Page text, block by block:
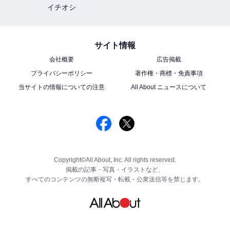
イチオシ
サイト情報
会社概要
広告掲載
プライバシーポリシー
著作権・商標・免責事項
当サイトの情報についての注意
All About ニュースについて
Copyright©All About, Inc. All rights reserved.
掲載の記事・写真・イラストなど、
すべてのコンテンツの無断複写・転載・公衆送信等を禁じます。